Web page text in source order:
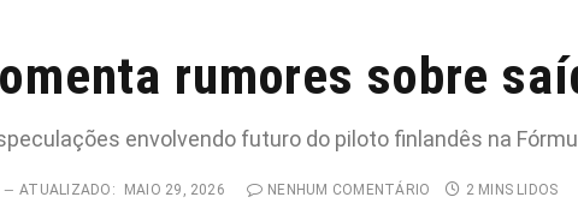
rumores sobre
envolvendo futuro do piloto finlandês na
ATUALIZADO: MAIO 29, 2026 NENHUM COMENTÁRIO 2 MINS LIDOS